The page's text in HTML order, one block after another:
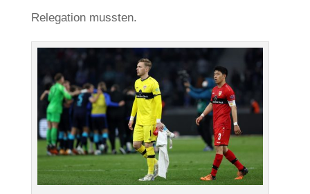
Relegation mussten.